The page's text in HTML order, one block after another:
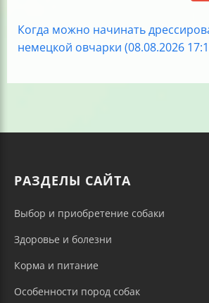
Когда можно начинать
немецкой овчарки (08.08.2026
РАЗДЕЛЫ САЙТА
Выбор и приобретение собаки
Здоровье и болезни
Корма и питание
Особенности пород собак